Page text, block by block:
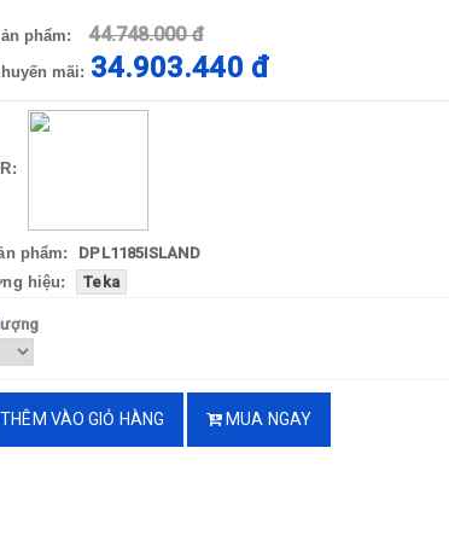
phẩm: 44.748.000 đ
mãi: 34.903.440 đ
phẩm:
DPL1185ISLAND
hiệu:
Teka
THÊM VÀO GIỎ HÀNG MUA NGAY